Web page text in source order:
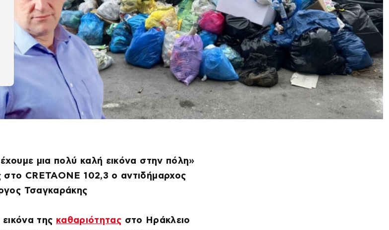
μια πολύ καλή εικόνα στην πόλη»
στο CRETAONE 102,3 ο αντιδήμαρχος
Τσαγκαράκης
εικόνα της καθαριότητας στο Ηράκλειο